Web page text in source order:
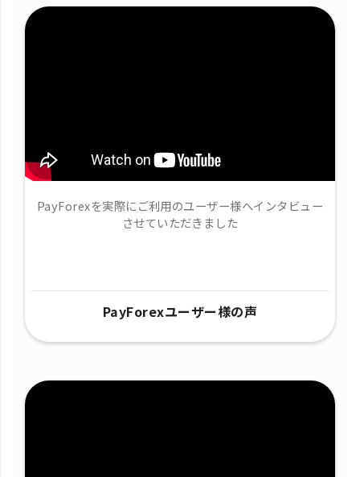
PayForexを実際にご利用のユーザー様へインタビュー
させていただきました
PayForexユーザー様の声​